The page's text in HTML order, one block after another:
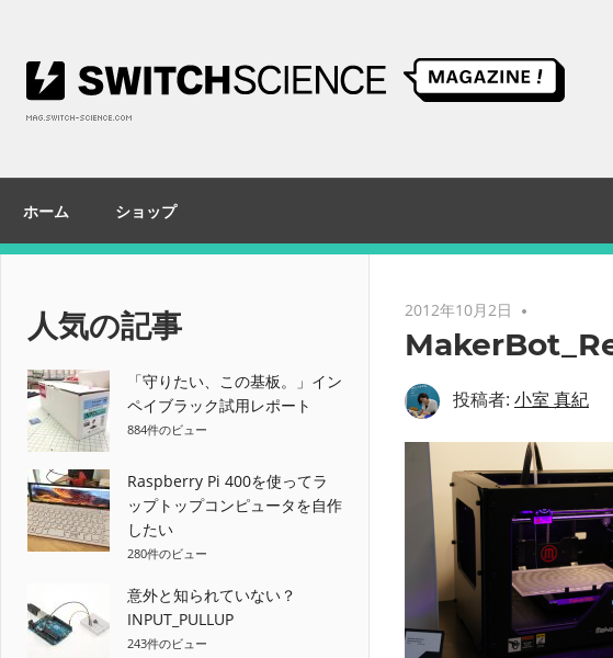
ッ
ホーム ショップ
2012年10月2日
投稿者: 小室 真紀
人気の記事
「守りたい、この基板。」イン
ペイブラック試用レポート
884件のビュー
Raspberry Pi 400を使ってラ
ップトップコンピュータを自作
したい
280件のビュー
意外と知られていない？
INPUT_PULLUP
243件のビュー